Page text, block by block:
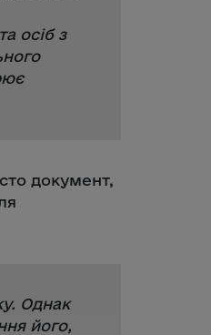
осіб з
документ,
Однак
його,